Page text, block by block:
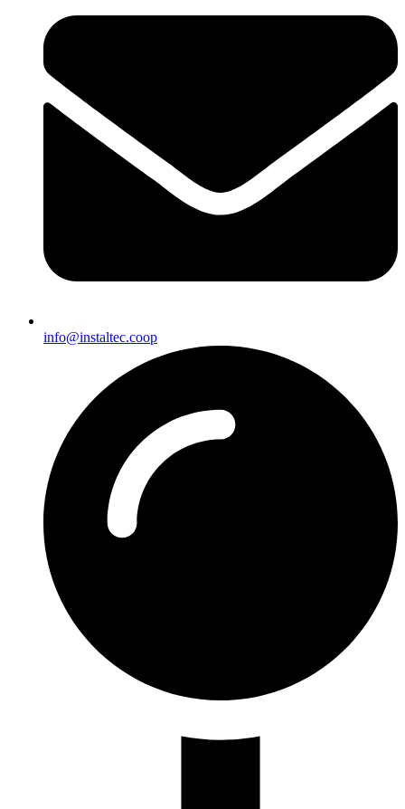
info@instaltec.coop